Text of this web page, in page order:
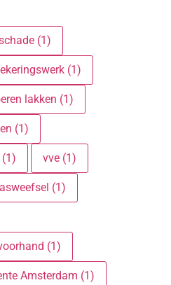
(1)
(1)
lakken (1)
(1)
vve (1)
(1)
(1)
Amsterdam (1)